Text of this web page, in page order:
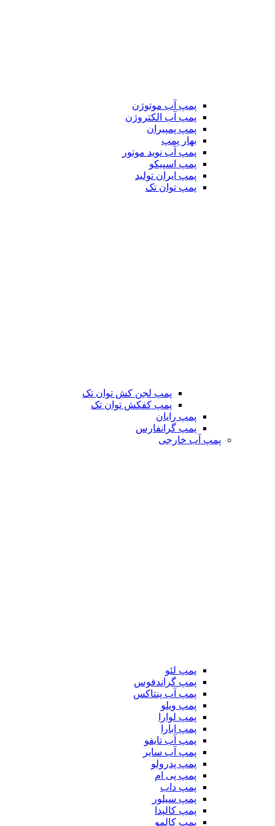
پمپ آب موتوژن
پمپ آب الکتروژن
پمپ پمپیران
بهار پمپ
پمپ آب نوید موتور
پمپ اسپیکو
پمپ ایران تولید
پمپ توان تک
پمپ لجن کش توان تک
پمپ کفکش توان تک
پمپ رایان
پمپ گرانفارس
پمپ آب خارجی
پمپ لئو
پمپ گراندفوس
پمپ آب پنتاکس
پمپ ویلو
پمپ لوارا
پمپ ابارا
پمپ آب تایفو
پمپ آب سایر
پمپ پدرولو
پمپ پی ام
پمپ داب
پمپ سیلور
پمپ کالپدا
پمپ کالمو